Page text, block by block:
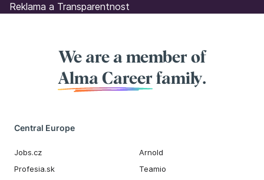
Reklama a Transparentnost
We are a member of
Alma Career family.
Central Europe
Jobs.cz
Profesia.sk
Arnold
Teamio